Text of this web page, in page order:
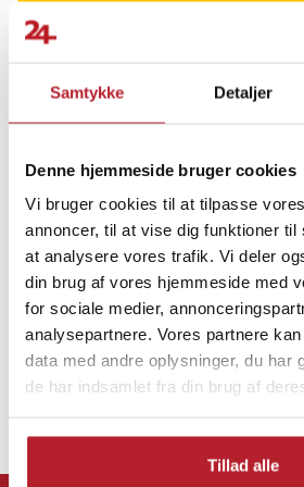
Samtykke Detaljer
Denne hjemmeside bruger cookies
Vi bruger cookies til at tilpasse
annoncer, til at vise dig funktioner til
at analysere vores trafik. Vi deler
din brug af vores hjemmeside med
for sociale medier,
analysepartnere. Vores partnere
data med andre oplysninger, du har
de har indsamlet fra din brug af
Tillad alle
Kodaks 4PASS-
flere farvelag og afsluttes med et
der er designet til at modstå fingeraftryk,
tommer, svarende til ca. 5,3 x 8,6 cm.
fotopapir, så du kan begynde at udskrive
Specifikationer
- Mærke: Kodak
- Model: Mini Shot 2 Retro
- Produkttype: Instantkamera /
- Farve: Lyserød
- Funktion: 2-i-1-kamera og bærbar
- Tilslutning: Bluetooth
- App: Kodak Photo Printer-appen
- Udskrivningsteknik: 4PASS-
Fototilbehør